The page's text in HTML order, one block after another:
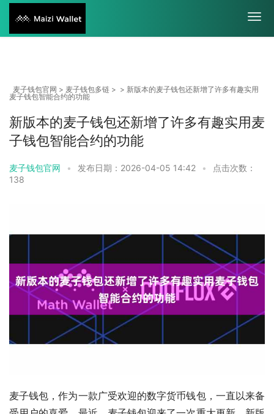
麦子钱包官网 > 麦子钱包多链 > > 新版本的麦子钱包还新增了许多有趣实用
麦子钱包智能合约的功能
新版本的麦子钱包还新增了许多有趣实用麦
子钱包智能合约的功能
麦子钱包官网 • 发布日期：2026-04-05 14:42 •
点击次数：
138
麦子钱包，作为一款广受欢迎的数字货币钱包，一直以来备